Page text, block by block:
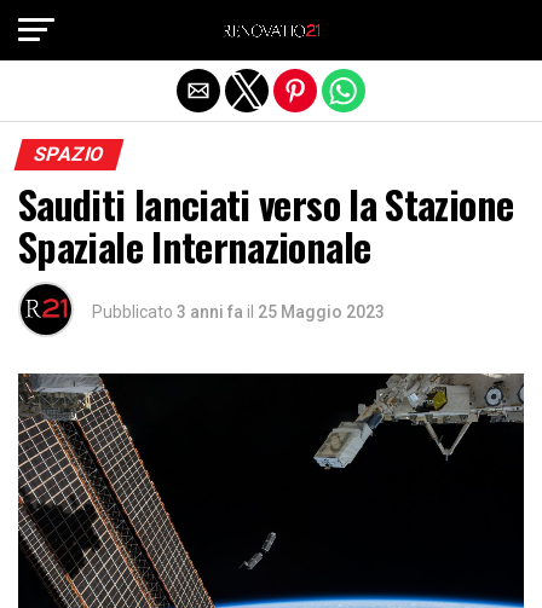
SPAZIO
Sauditi lanciati verso la Stazione
Spaziale Internazionale
Pubblicato 3 anni fa il 25 Maggio 2023
Exit mobile version